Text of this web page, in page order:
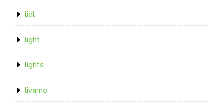
lidl
light
lights
livarno